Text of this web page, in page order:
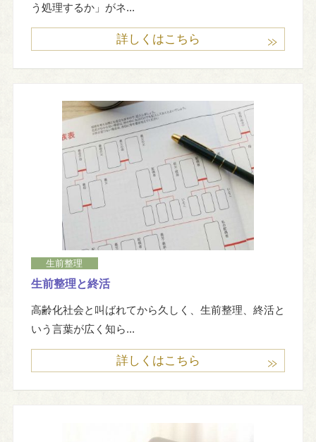
う処理するか」がネ...
詳しくはこちら
生前整理
生前整理と終活
高齢化社会と叫ばれてから久しく、生前整理、終活と
いう言葉が広く知ら...
詳しくはこちら